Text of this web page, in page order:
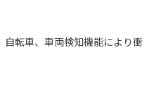
転車、車両検知機能により衝